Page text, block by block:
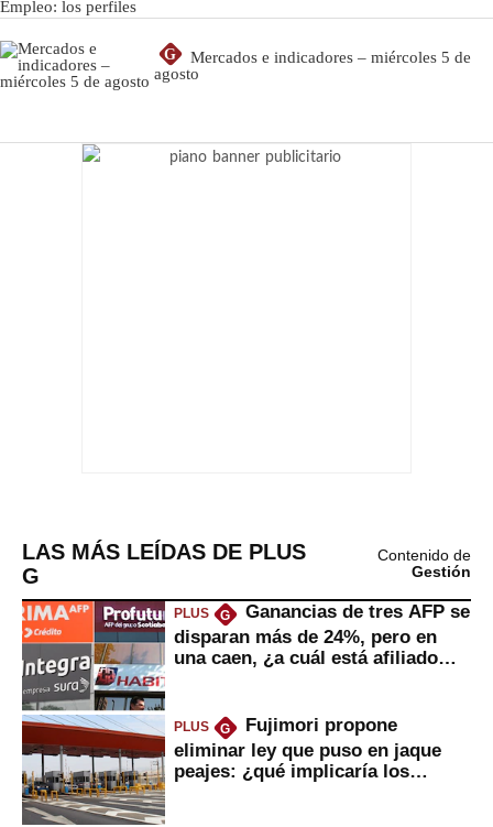
G
Mercados e indicadores – miércoles 5 de
agosto
LAS MÁS LEÍDAS DE PLUS
G
Contenido de
Gestión
PLUS G
Ganancias de tres AFP se
disparan más de 24%, pero en
una caen, ¿a cuál está afiliado
PLUS G
Fujimori propone
eliminar ley que puso en jaque
peajes: ¿qué implicaría los